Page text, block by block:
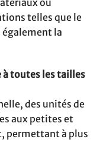
ou
telles que le
la
toutes les tailles
des unités de
aux petites et
permettant à plus